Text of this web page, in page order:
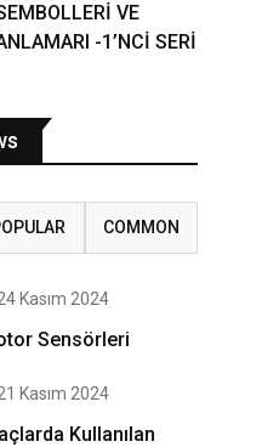
VE
-1’NCİ SERİ
COMMON
Kasım 2024
Sensörleri
Kasım 2024
Kullanılan